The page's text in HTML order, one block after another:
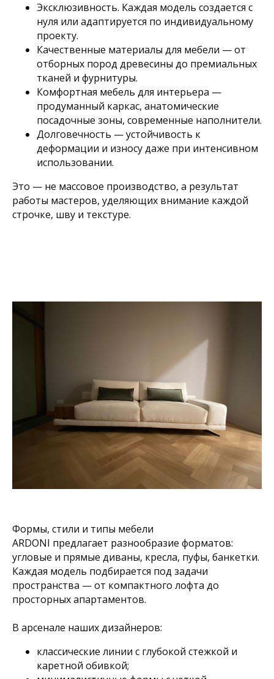
Эксклюзивность. Каждая модель создается с
нуля или адаптируется по индивидуальному
проекту.
Качественные материалы для мебели — от
отборных пород древесины до премиальных
тканей и фурнитуры.
Комфортная мебель для интерьера —
продуманный каркас, анатомические
посадочные зоны, современные наполнители.
Долговечность — устойчивость к
деформации и износу даже при интенсивном
использовании.
Это — не массовое производство, а результат
работы мастеров, уделяющих внимание каждой
строчке, шву и текстуре.
Формы, стили и типы мебели
ARDONI предлагает разнообразие форматов:
угловые и прямые диваны, кресла, пуфы, банкетки.
Каждая модель подбирается под задачи
пространства — от компактного лофта до
просторных апартаментов.
В арсенале наших дизайнеров:
классические линии с глубокой стежкой и
каретной обивкой;